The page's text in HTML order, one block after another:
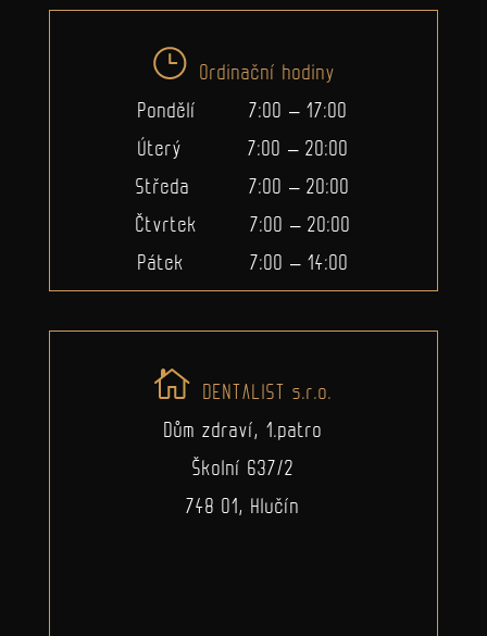
Ordinační hodiny
Pondělí 7:00 – 17:00
Úterý 7:00 – 20:00
Středa 7:00 – 20:00
Čtvrtek 7:00 – 20:00
Pátek 7:00 – 14:00
DENTALIST s.r.o.
Dům zdraví, 1.patro
Školní 637/2
748 01, Hlučín